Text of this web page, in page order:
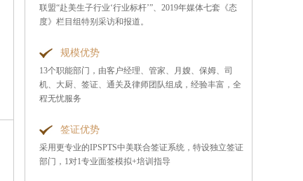
联盟“赴美生子行业‘行业标杆’”、2019年媒体七套《态
度》栏目组特别采访和报道。
规模优势
13个职能部门，由客户经理、管家、月嫂、保姆、司
机、大厨、签证、通关及律师团队组成，经验丰富，全
程无忧服务
签证优势
采用更专业的IPSPTS中美联合签证系统，特设独立签证
部门，1对1专业面签模拟+培训指导